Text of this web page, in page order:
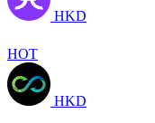
HKD
HOT
HKD